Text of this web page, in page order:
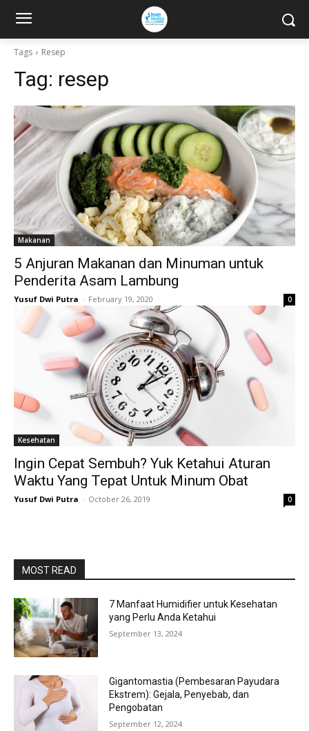
Tags Resep
Tag: resep
Makanan
5 Anjuran Makanan dan Minuman untuk
Penderita Asam Lambung
Yusuf Dwi Putra - February 19, 2020 0
Kesehatan
Ingin Cepat Sembuh? Yuk Ketahui Aturan
Waktu Yang Tepat Untuk Minum Obat
Yusuf Dwi Putra - October 26, 2019 0
MOST READ
7 Manfaat Humidifier untuk Kesehatan
yang Perlu Anda Ketahui
September 13, 2024
Gigantomastia (Pembesaran Payudara
Ekstrem): Gejala, Penyebab, dan
Pengobatan
September 12, 2024